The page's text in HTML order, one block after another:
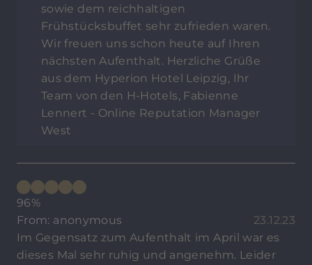
sowie dem reichhaltigen
Frühstücksbuffet sehr zufrieden waren.
Wir freuen uns schon heute auf Ihren
nächsten Aufenthalt. Herzliche Grüße
aus dem Hyperion Hotel Leipzig, Ihr
Team von den H-Hotels, Fabienne
Lennert - Online Reputation Manager
West
96%
From: anonymous
23.12.23
Im Gegensatz zum Aufenthalt im April war es
dieses Mal sehr ruhig und angenehm. Leider